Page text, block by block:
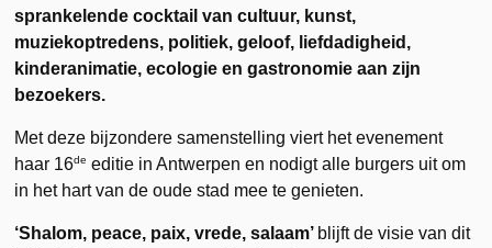
sprankelende cocktail van cultuur, kunst,
muziekoptredens, politiek, geloof, liefdadigheid,
kinderanimatie, ecologie en gastronomie aan zijn
bezoekers.
Met deze bijzondere samenstelling viert het evenement
haar 16de editie in Antwerpen en nodigt alle burgers uit om
in het hart van de oude stad mee te genieten.
‘Shalom, peace, paix, vrede, salaam’ blijft de visie van dit